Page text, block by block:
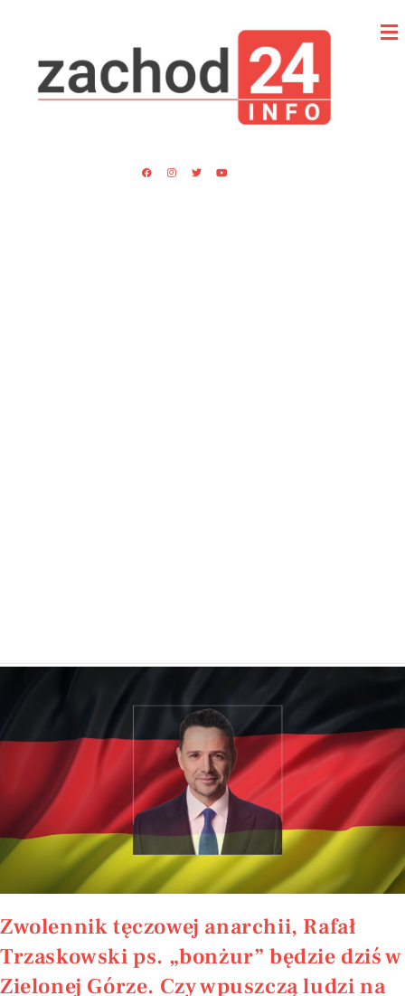
Zwolennik tęczowej anarchii, Rafał
Trzaskowski ps. „bonżur” będzie dziś w
Zielonej Górze. Czy wpuszczą ludzi na